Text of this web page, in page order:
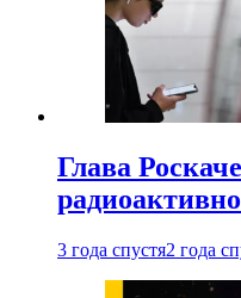
Глава
3 года спустя2 года